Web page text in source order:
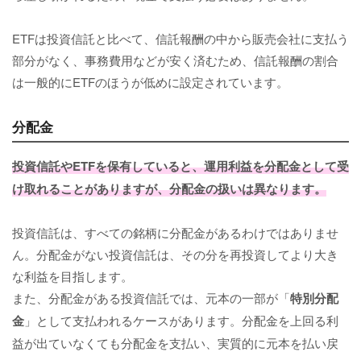
ETFは投資信託と比べて、信託報酬の中から販売会社に支払う
部分がなく、事務費用などが安く済むため、信託報酬の割合
は一般的にETFのほうが低めに設定されています。
分配金
投資信託やETFを保有していると、運用利益を分配金として受
け取れることがありますが、分配金の扱いは異なります。
投資信託は、すべての銘柄に分配金があるわけではありませ
ん。分配金がない投資信託は、その分を再投資してより大き
な利益を目指します。
また、分配金がある投資信託では、元本の一部が「特別分配
金 」として支払われるケースがあります。分配金を上回る利
益が出ていなくても分配金を支払い、実質的に元本を払い戻